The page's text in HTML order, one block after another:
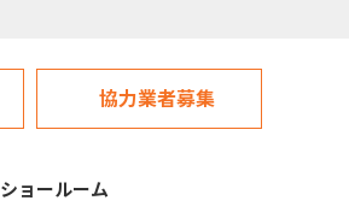
協力業者募集
ショールーム